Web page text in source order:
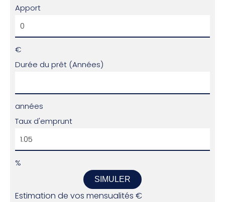
Apport
€
Durée du prêt (Années)
années
Taux d'emprunt
%
SIMULER
Estimation de vos mensualités €